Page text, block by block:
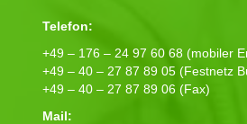
Telefon:
+49 – 176 – 24 97 60 68 (mobiler
+49 – 40 – 27 87 89 05 (Festnetz
+49 – 40 – 27 87 89 06 (Fax)
Mail: